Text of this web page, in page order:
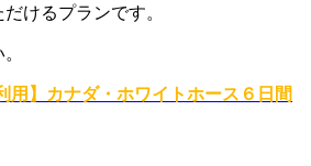
けるプランです。
】カナダ・ホワイトホース６日間